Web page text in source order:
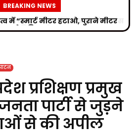
BREAKING NEWS
किरण सिंह देव से मिले सांसद
विजय बघेल
प्रशिक्षण प्रमुख
पार्टी से जुड़ने
से की अपील